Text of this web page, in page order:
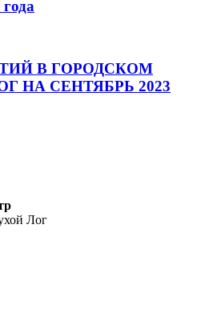
В ГОРОДСКОМ
НА СЕНТЯБРЬ 2023
Лог